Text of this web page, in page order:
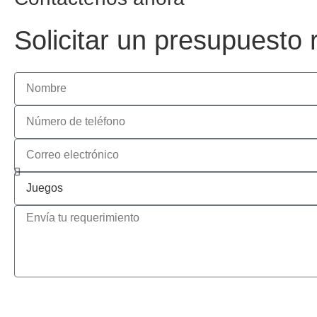
Solicitar un presupuesto